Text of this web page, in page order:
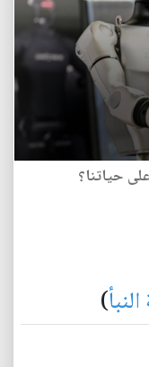
حياتنا؟
)